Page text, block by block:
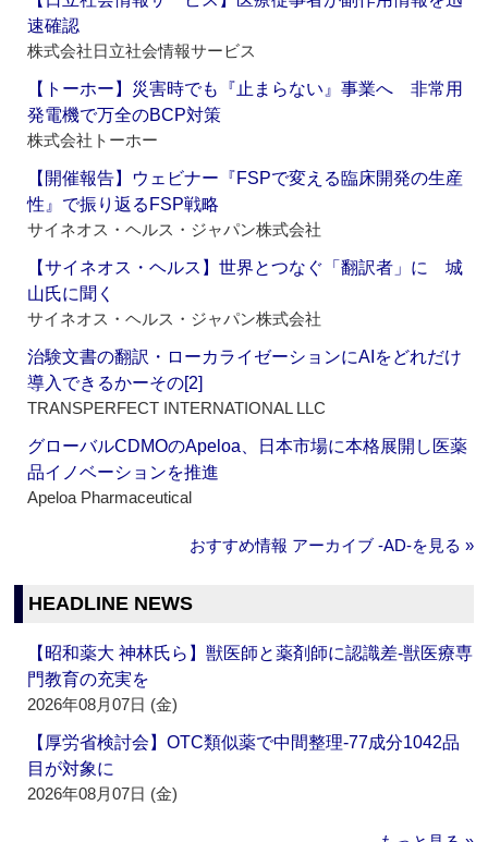
速確認
株式会社日立社会情報サービス
【トーホー】災害時でも『止まらない』事業へ 非常用
発電機で万全のBCP対策
株式会社トーホー
【開催報告】ウェビナー『FSPで変える臨床開発の生産
性』で振り返るFSP戦略
サイネオス・ヘルス・ジャパン株式会社
【サイネオス・ヘルス】世界とつなぐ「翻訳者」に 城
山氏に聞く
サイネオス・ヘルス・ジャパン株式会社
治験文書の翻訳・ローカライゼーションにAIをどれだけ
導入できるかーその[2]
TRANSPERFECT INTERNATIONAL LLC
グローバルCDMOのApeloa、日本市場に本格展開し医薬
品イノベーションを推進
Apeloa Pharmaceutical
おすすめ情報 アーカイブ ‐AD‐を見る »
HEADLINE NEWS
【昭和薬大 神林氏ら】獣医師と薬剤師に認識差‐獣医療専
門教育の充実を
2026年08月07日 (金)
【厚労省検討会】OTC類似薬で中間整理‐77成分1042品
目が対象に
2026年08月07日 (金)